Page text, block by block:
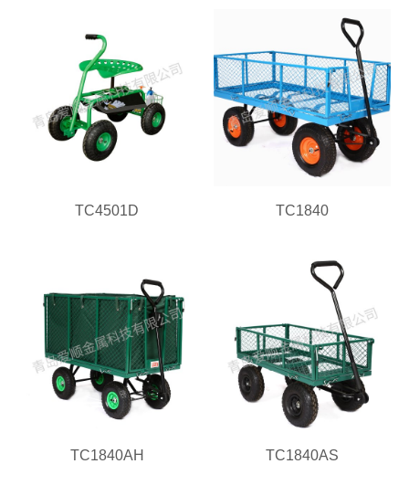
TC4501D TC1840
TC1840AH TC1840AS